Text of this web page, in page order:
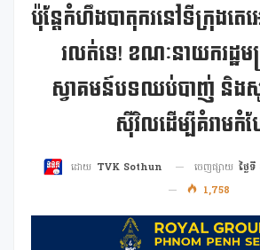
ប៉ុន្តែកំហឹងបាតុករនៅទីក្រុងតេ
រលត់ទេ! ខណៈនាយករដ្ឋមន្
ស្វាគមន៍បទឈប់បាញ់ និ
ស៊ីវិលដើម្បីគំរាមកំ
ដោយ TVK Sothun ចេញផ្សាយ ថ្ងៃ
1,758